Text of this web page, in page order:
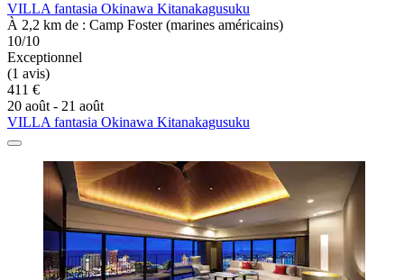
VILLA fantasia Okinawa Kitanakagusuku
À 2,2 km de : Camp Foster (marines américains)
10/10
Exceptionnel
(1 avis)
411 €
20 août - 21 août
VILLA fantasia Okinawa Kitanakagusuku